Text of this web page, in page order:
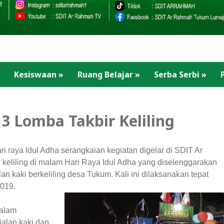
Kesiswaan » Ruang Belajar» Serba Serbi »
Lomba Takbir Keliling
raya Idul Adha serangkaian kegiatan digelar di SDIT Ar
di malam Hari Raya Idul Adha yang diselenggarakan
kaki berkeliling desa Tukum. Kali ini dilaksanakan tepat
kaki dan